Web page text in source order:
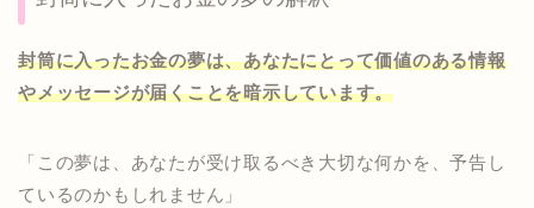
封筒に入ったお金の夢は、あなたにとって価値のある情報
やメッセージが届くことを暗示しています。
「この夢は、あなたが受け取るべき大切な何かを、予告し
ているのかもしれません」